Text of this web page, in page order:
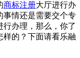
商标注册大厅进行办
事情还是需要交个专
行办理，那么，你了
样的？下面请看乐融